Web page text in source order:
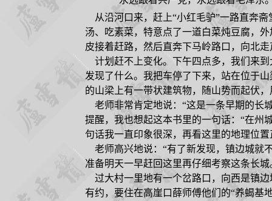
从沿河口来，赶上“小红毛驴”一路直奔
汤、吃素菜，特意点了一道白菜炖豆腐，
皮接着赶路，然后直奔下马岭路口，向北
计划赶不上变化。下午四点多，我们来到
发现了什么。我把车停了下来，站在位于
的山梁上有一带状建筑物，随山势而起伏
老师非常肯定地说：“这是一条早期的长
提醒，我也想起这本书里的一句话：“在州
句话我一直印象很深，再看这里的地理位
老师高兴地说：“有了新发现，镇边城就
准备明天一早赶回这里再仔细考察这条长城
过大村一里地有一个岔路口，向西是镇
有约，要住在高崖口薛师傅他们的“养蝎基